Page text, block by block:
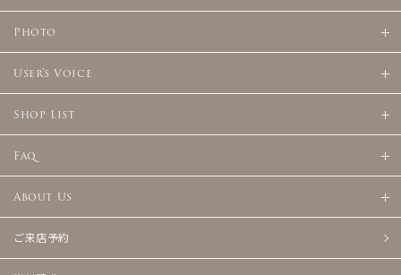
Photo
User's Voice
Shop List
Faq
About Us
ご来店予約